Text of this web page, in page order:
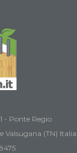
- Ponte Regio
Valsugana (TN) Italia